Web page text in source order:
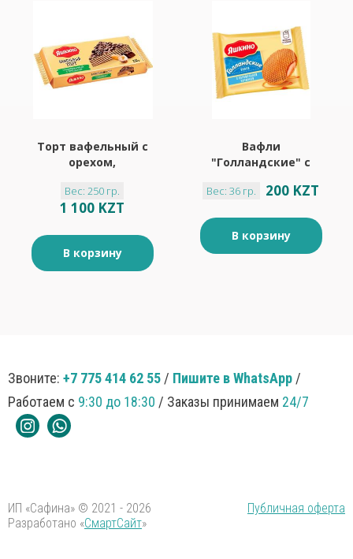
Торт вафельный с
орехом,
"Яшкино" 250гр
Вес: 250 гр.
1 100 KZT
В корзину
Вафли
"Голландские" с
начинкой "Яшкино"
Вес: 36 гр. 200 KZT
В корзину
Звоните: +7 775 414 62 55 / Пишите в WhatsApp /
Работаем с 9:30 до 18:30 / Заказы принимаем 24/7
ИП «Сафина» © 2021 - 2026
Публичная оферта
Разработано «СмартСайт»